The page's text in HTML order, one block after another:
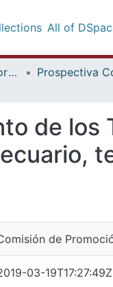
All of
Promoción de las Exportaciones Prospectiva
de los
de
03-19T17:27:49Z